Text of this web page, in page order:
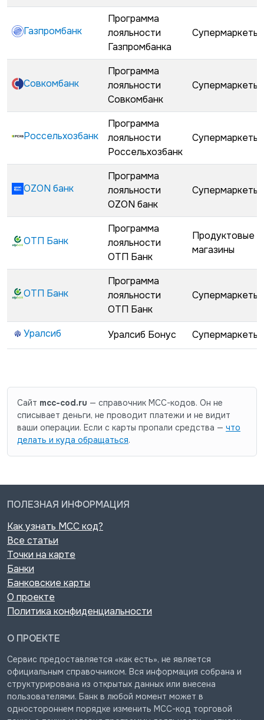
Газпромбанк
Программа
лояльности
Газпромбанка
Супермаркеты
Совкомбанк
Программа
лояльности
Совкомбанк
Супермаркеты
Россельхозбанк
Программа
лояльности
Россельхозбанк
Супермаркеты
OZON банк
Программа
лояльности
OZON банк
Супермаркеты
ОТП Банк
Программа
лояльности
ОТП Банк
Продуктовые
магазины
ОТП Банк
Программа
лояльности
ОТП Банк
Супермаркеты
Уралсиб Уралсиб Бонус Супермаркеты
Сайт mcc-cod.ru — справочник MCC-кодов. Он не
списывает деньги, не проводит платежи и не видит
ваши операции. Если с карты пропали средства — что
делать и куда обращаться.
ПОЛЕЗНАЯ ИНФОРМАЦИЯ
Как узнать MCC код?
Все статьи
Точки на карте
Банки
Банковские карты
О проекте
Политика конфиденциальности
О ПРОЕКТЕ
Сервис предоставляется «как есть», не является
официальным справочником. Вся информация собрана и
структурирована из открытых данных или внесена
пользователями. Банк в любой момент может в
одностороннем порядке изменить MCC-код торговой